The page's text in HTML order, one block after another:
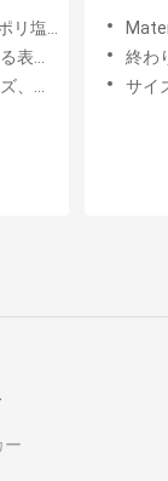
のペーパー
なさい
方形
ベル
終わり:あ
サイズ:
ー